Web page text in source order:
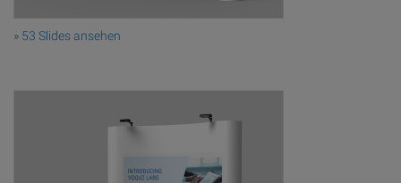
» 53 Slides ansehen